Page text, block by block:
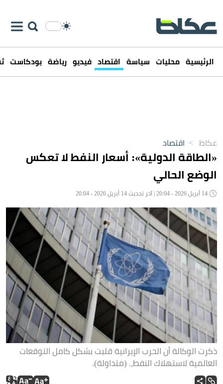
الرئيسية محليات سياسة اقتصاد فيديو رياضة بودكاست
عكاظ > اقتصاد
«الطاقة الدولية»: أسعار النفط لا تعكس
الوضع الحالي
ذكرت الوكالة أن الحرب الإيرانية قلبت بشكل كامل التوقعات
العالمية لاستهلاك النفط،. (متداولة).